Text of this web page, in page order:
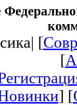
[
[
] [